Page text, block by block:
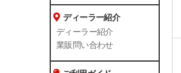
ディーラー紹介
ディーラー紹介
業販問い合わせ